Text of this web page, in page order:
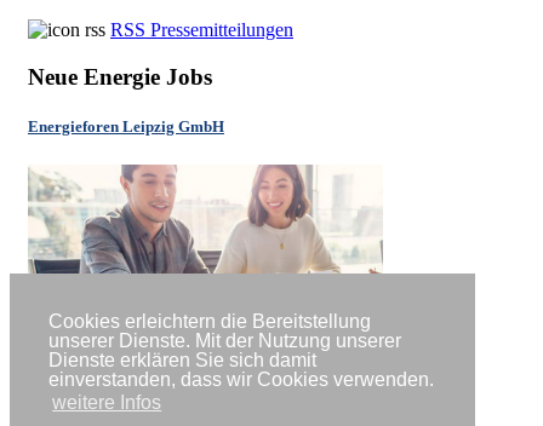
Cookies erleichtern die Bereitstellung
unserer Dienste. Mit der Nutzung unserer
Dienste erklären Sie sich damit
einverstanden, dass wir Cookies verwenden.
weitere Infos
RSS Pressemitteilungen
Neue Energie Jobs
Energieforen Leipzig GmbH